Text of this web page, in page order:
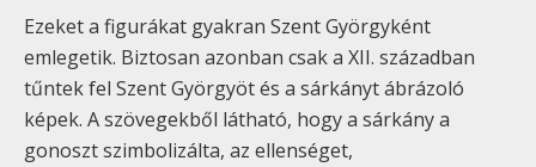
Ezeket a figurákat gyakran Szent Györgyként
emlegetik. Biztosan azonban csak a XII. században
tűntek fel Szent Györgyöt és a sárkányt ábrázoló
képek. A szövegekből látható, hogy a sárkány a
gonoszt szimbolizálta, az ellenséget,